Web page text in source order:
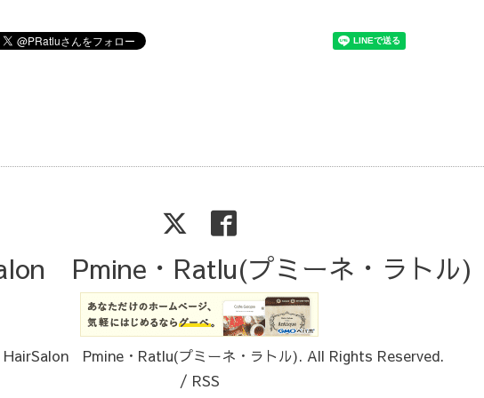
Pmine・Ratlu(プミーネ・ラトル)
HairSalon Pmine・Ratlu(プミーネ・ラトル). All Rights Reserved.
/ RSS